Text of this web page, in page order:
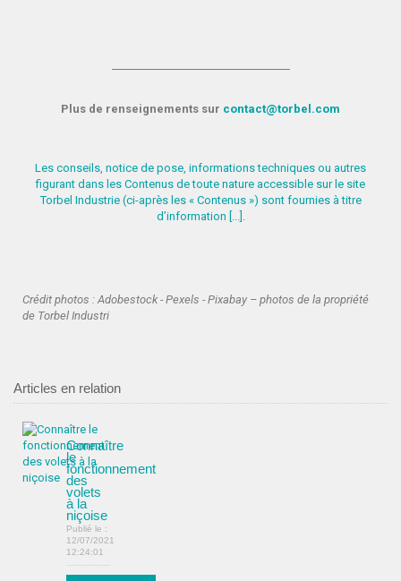
Plus de renseignements sur contact@torbel.com
Les conseils, notice de pose, informations techniques ou autres
figurant dans les Contenus de toute nature accessible sur le site
Torbel Industrie (ci-après les « Contenus ») sont fournies à titre
d’information [...].
Crédit photos : Adobestock - Pexels - Pixabay – photos de la propriété
de Torbel Industri
Articles en relation
Connaître
le
fonctionnement
des
volets
à la
niçoise
Publié le :
12/07/2021
12:24:01